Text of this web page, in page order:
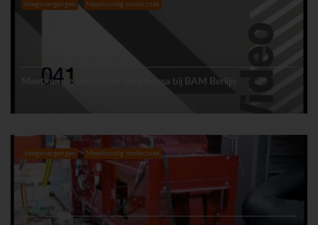
Voegovergangen Meetkundig onderzoek
Meetkundig onderzoek voegmassa bij BAM Berlijn
Voegovergangen Meetkundig onderzoek